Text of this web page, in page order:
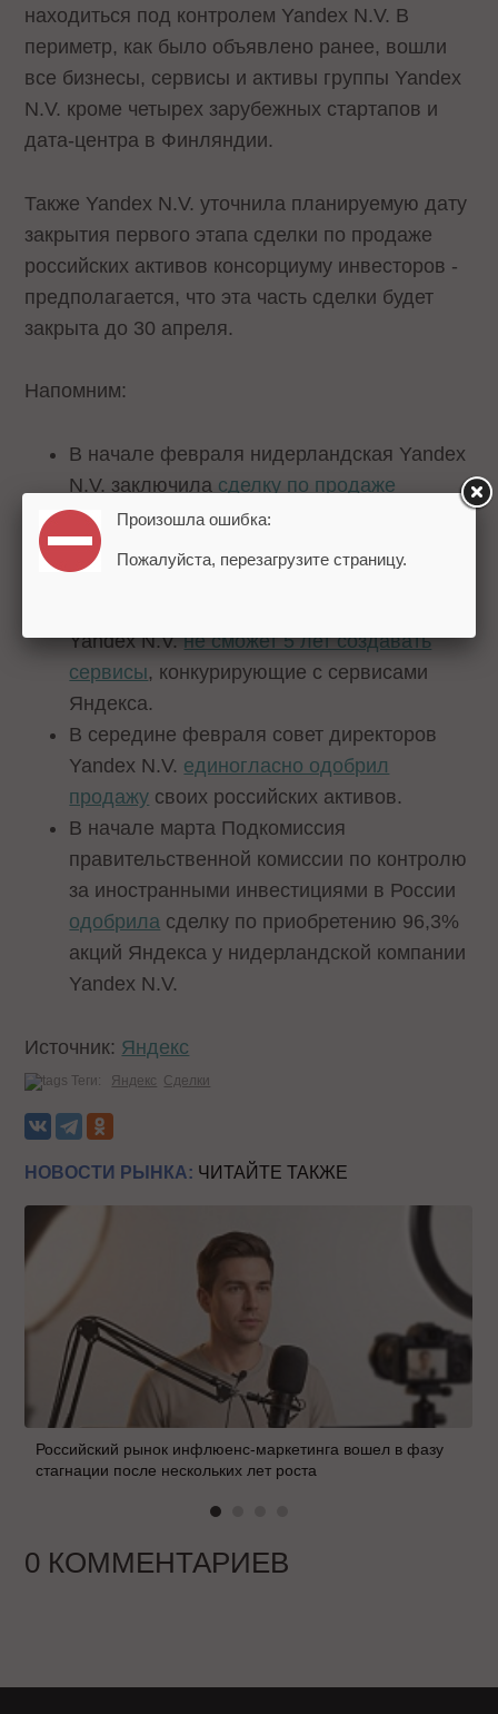
находиться под контролем Yandex N.V. В
периметр, как было объявлено ранее, вошли
все бизнесы, сервисы и активы группы Yandex
N.V. кроме четырех зарубежных стартапов и
дата-центра в Финляндии.
Также Yandex N.V. уточнила планируемую дату
закрытия первого этапа сделки по продаже
российских активов консорциуму инвесторов -
предполагается, что эта часть сделки будет
закрыта до 30 апреля.
Напомним:
В начале февраля нидерландская Yandex
N.V. заключила сделку по продаже
бизнеса Яндекса.
Затем стало известно, что
получит ключевую долю
Yandex N.V.не сможет 5 лет создавать
сервисы, конкурирующие с сервисами
Яндекса.
В середине февраля совет директоров
Yandex N.V. единогласно одобрил
продажу своих российских активов.
В начале марта Подкомиссия
правительственной комиссии по контролю
за иностранными инвестициями в России
одобрила сделку по приобретению 96,3%
акций Яндекса у нидерландской компании
Yandex N.V.
Источник: Яндекс
Теги: Яндекс Сделки
НОВОСТИ РЫНКА: ЧИТАЙТЕ ТАКЖЕ
Российский рынок инфлюенс-маркетинга вошел в фазу
стагнации после нескольких лет роста
0 КОММЕНТАРИЕВ
Произошла ошибка:
Пожалуйста, перезагрузите страницу.